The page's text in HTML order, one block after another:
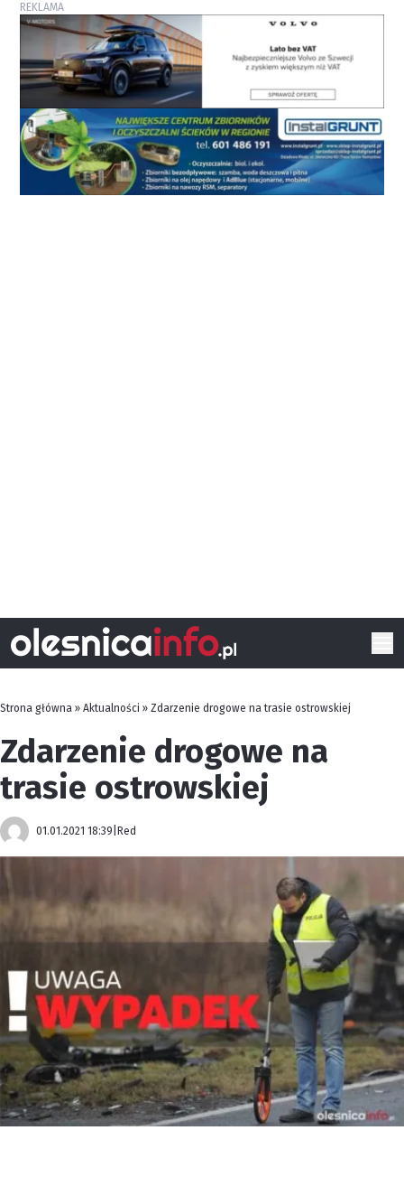
REKLAMA
Strona główna » Aktualności » Zdarzenie drogowe na trasie ostrowskiej
Zdarzenie drogowe na
trasie ostrowskiej
01.01.2021 18:39 Red